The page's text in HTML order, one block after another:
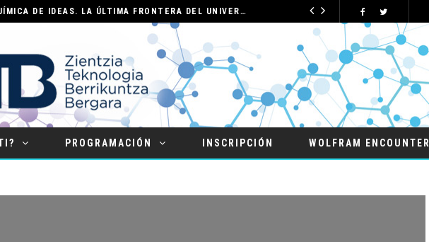
CRÓNICA: “QUÍMICA DE IDEAS. LA ÚLTIMA FRONTERA DEL UNIVERSO QUÍMICO” NOTICIAS 2025
PROGRAMACIÓN INSCRIPCIÓN WOLFRAM ENCOUNTER